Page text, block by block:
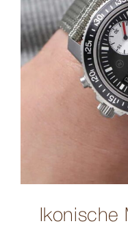
Ikonische